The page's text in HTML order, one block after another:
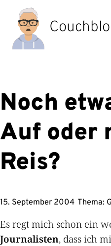
Inhalt
springen
Noch
Auf oder
Reis?
15. September 2004 Thema:
Es regt mich schon ein
Journalisten, dass ich